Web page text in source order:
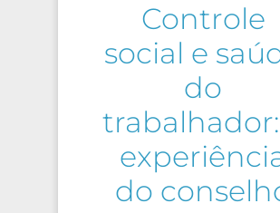
Controle
social e
do
do